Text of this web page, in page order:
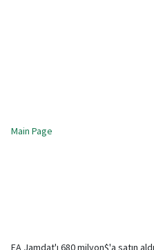
Main Page
EA Jamdat'ı 680 milyon$'a satın